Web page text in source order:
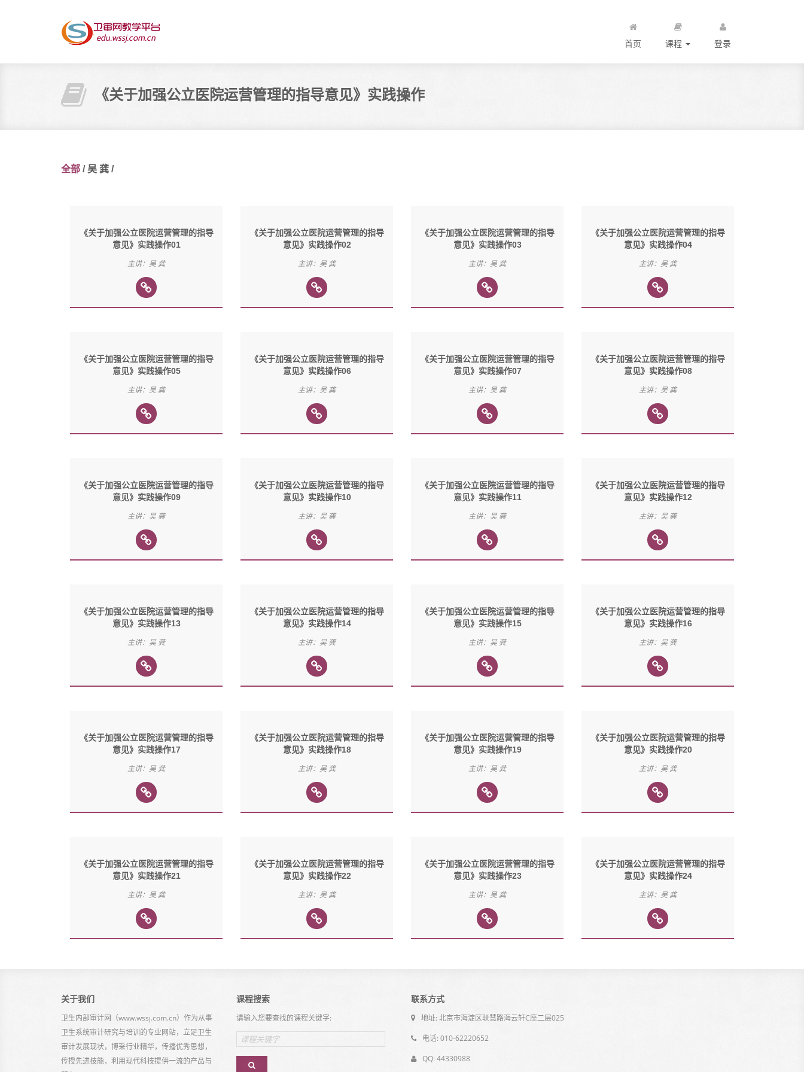
首页 课程 登录
《关于加强公立医院运营管理的指导意见》实践操作
全部 / 吴 龚 /
《关于加强公立医院运营管理的指导
意见》实践操作01
主讲：吴 龚
《关于加强公立医院运营管理的指导
意见》实践操作02
主讲：吴 龚
《关于加强公立医院运营管理的指导
意见》实践操作03
主讲：吴 龚
《关于加强公立医院运营管理的指导
意见》实践操作04
主讲：吴 龚
《关于加强公立医院运营管理的指导
意见》实践操作05
主讲：吴 龚
《关于加强公立医院运营管理的指导
意见》实践操作06
主讲：吴 龚
《关于加强公立医院运营管理的指导
意见》实践操作07
主讲：吴 龚
《关于加强公立医院运营管理的指导
意见》实践操作08
主讲：吴 龚
《关于加强公立医院运营管理的指导
意见》实践操作09
主讲：吴 龚
《关于加强公立医院运营管理的指导
意见》实践操作10
主讲：吴 龚
《关于加强公立医院运营管理的指导
意见》实践操作11
主讲：吴 龚
《关于加强公立医院运营管理的指导
意见》实践操作12
主讲：吴 龚
《关于加强公立医院运营管理的指导
意见》实践操作13
主讲：吴 龚
《关于加强公立医院运营管理的指导
意见》实践操作14
主讲：吴 龚
《关于加强公立医院运营管理的指导
意见》实践操作15
主讲：吴 龚
《关于加强公立医院运营管理的指导
意见》实践操作16
主讲：吴 龚
《关于加强公立医院运营管理的指导
意见》实践操作17
主讲：吴 龚
《关于加强公立医院运营管理的指导
意见》实践操作18
主讲：吴 龚
《关于加强公立医院运营管理的指导
意见》实践操作19
主讲：吴 龚
《关于加强公立医院运营管理的指导
意见》实践操作20
主讲：吴 龚
《关于加强公立医院运营管理的指导
意见》实践操作21
主讲：吴 龚
《关于加强公立医院运营管理的指导
意见》实践操作22
主讲：吴 龚
《关于加强公立医院运营管理的指导
意见》实践操作23
主讲：吴 龚
《关于加强公立医院运营管理的指导
意见》实践操作24
主讲：吴 龚
关于我们
卫生内部审计网（www.wssj.com.cn）作为从事
卫生系统审计研究与培训的专业网站，立足卫生
审计发展现状，博采行业精华，传播优秀思想，
传授先进技能，利用现代科技提供一流的产品与
课程搜索
请输入您要查找的课程关键字:
Email
address
联系方式
地址: 北京市海淀区联慧路海云轩C座二层025
电话: 010-62220652
QQ: 44330988